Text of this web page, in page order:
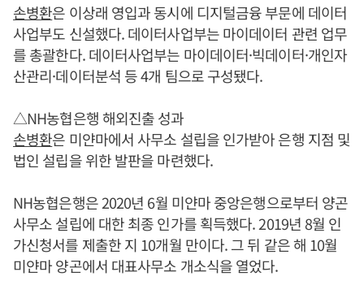
손병환은 이상래 영입과 동시에 디지털금융 부문에 데이터
사업부도 신설했다. 데이터사업부는 마이데이터 관련 업무
를 총괄한다. 데이터사업부는 마이데이터·빅데이터·개인자
산관리·데이터분석 등 4개 팀으로 구성됐다.
△NH농협은행 해외진출 성과
손병환은 미얀마에서 사무소 설립을 인가받아 은행 지점 및
법인 설립을 위한 발판을 마련했다.
NH농협은행은 2020년 6월 미얀마 중앙은행으로부터 양곤
사무소 설립에 대한 최종 인가를 획득했다. 2019년 8월 인
가신청서를 제출한 지 10개월 만이다. 그 뒤 같은 해 10월
미얀마 양곤에서 대표사무소 개소식을 열었다.